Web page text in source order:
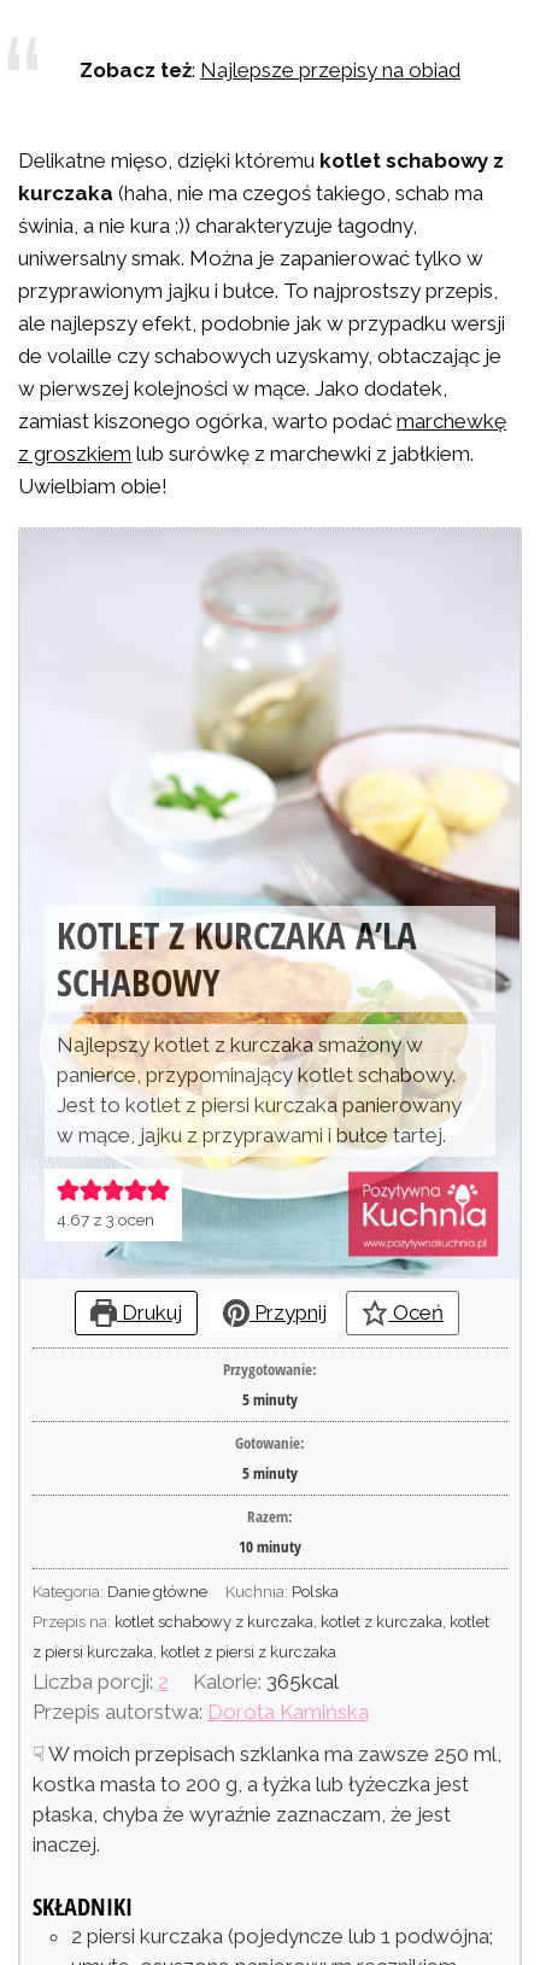
Zobacz też: Najlepsze przepisy na obiad
Delikatne mięso, dzięki któremu kotlet schabowy z
kurczaka (haha, nie ma czegoś takiego, schab ma
świnia, a nie kura ;)) charakteryzuje łagodny,
uniwersalny smak. Można je zapanierować tylko w
przyprawionym jajku i bułce. To najprostszy przepis,
ale najlepszy efekt, podobnie jak w przypadku wersji
de volaille czy schabowych uzyskamy, obtaczając je
w pierwszej kolejności w mące. Jako dodatek,
zamiast kiszonego ogórka, warto podaćmarchewkę
z groszkiem lub surówkę z marchewki z jabłkiem.
Uwielbiam obie!
KOTLET Z KURCZAKA A’LA
SCHABOWY
Najlepszy kotlet z kurczaka smażony w
panierce, przypominający kotlet schabowy.
Jest to kotlet z piersi kurczaka panierowany
w mące, jajku z przyprawami i bułce tartej.
4.67 z3 ocen
Drukuj Przypnij Oceń
Przygotowanie:
5minuty
Gotowanie:
5minuty
Razem:
10minuty
Kategoria: Danie główne Kuchnia: Polska
Przepis na: kotlet schabowy z kurczaka, kotlet z kurczaka, kotlet
z piersi kurczaka, kotlet z piersi z kurczaka
Liczba porcji: 2 Kalorie: 365kcal
Przepis autorstwa: Dorota Kamińska
☟ W moich przepisach szklanka ma zawsze 250 ml,
kostka masła to 200 g, a łyżka lub łyżeczka jest
płaska, chyba że wyraźnie zaznaczam, że jest
inaczej.
SKŁADNIKI
2 piersi kurczaka (pojedyncze lub 1 podwójna;